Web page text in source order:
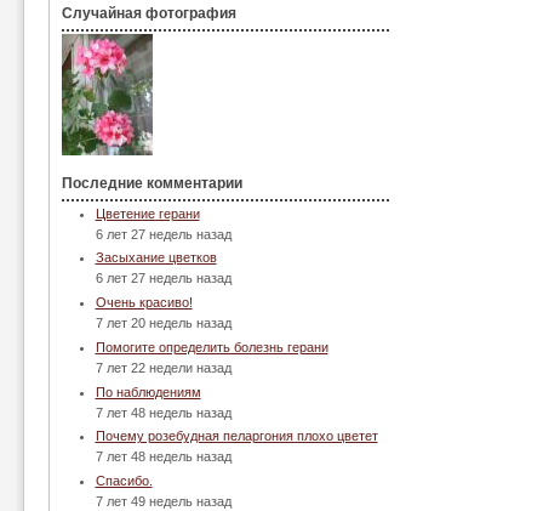
Случайная фотография
Последние комментарии
Цветение герани
6 лет 27 недель назад
Засыхание цветков
6 лет 27 недель назад
Очень красиво!
7 лет 20 недель назад
Помогите определить болезнь герани
7 лет 22 недели назад
По наблюдениям
7 лет 48 недель назад
Почему розебудная пеларгония плохо цветет
7 лет 48 недель назад
Спасибо.
7 лет 49 недель назад